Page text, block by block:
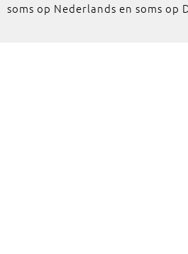
soms op Nederlands en soms op